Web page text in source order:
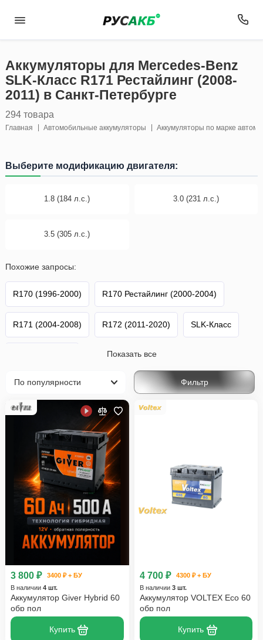
Аккумуляторы для Mercedes-Benz
SLK-Класс R171 Рестайлинг (2008-
2011) в Санкт-Петербурге
294 товара
Главная Автомобильные аккумуляторы Аккумуляторы по марке
Выберите модификацию двигателя:
1.8 (184 л.с.) 3.0 (231 л.с.)
3.5 (305 л.с.)
Похожие запросы:
R170 (1996-2000) R170 Рестайлинг (2000-2004)
R171 (2004-2008) R172 (2011-2020) SLK-Класс
Показать все
Фильтр
3 800 ₽
3400 ₽ + БУ
В наличии 4 шт.
Аккумулятор Giver Hybrid 60
обр пол
Купить
4 700 ₽
4300 ₽ + БУ
В наличии 3 шт.
Аккумулятор VOLTEX Eco 60
обр пол
Купить